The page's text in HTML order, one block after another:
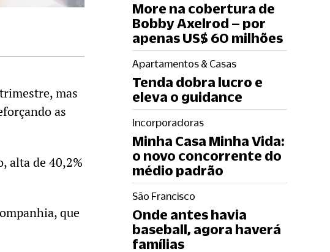
mas
as
alta de 40,2%
que
More na cobertura de
Bobby Axelrod – por
apenas US$ 60 milhões
Apartamentos & Casas
Tenda dobra lucro e
eleva o guidance
Incorporadoras
Minha Casa Minha Vida:
o novo concorrente do
médio padrão
São Francisco
Onde antes havia
baseball, agora haverá
famílias